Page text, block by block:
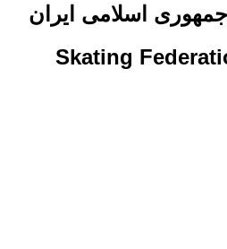
اسلامی ایران
Skating